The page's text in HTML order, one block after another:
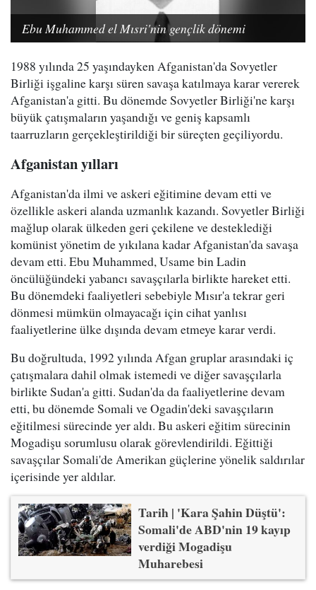
Ebu Muhammed el Mısri'nin gençlik dönemi
1988 yılında 25 yaşındayken Afganistan'da Sovyetler
Birliği işgaline karşı süren savaşa katılmaya karar vererek
Afganistan'a gitti. Bu dönemde Sovyetler Birliği'ne karşı
büyük çatışmaların yaşandığı ve geniş kapsamlı
taarruzların gerçekleştirildiği bir süreçten geçiliyordu.
Afganistan yılları
Afganistan'da ilmi ve askeri eğitimine devam etti ve
özellikle askeri alanda uzmanlık kazandı. Sovyetler Birliği
mağlup olarak ülkeden geri çekilene ve desteklediği
komünist yönetim de yıkılana kadar Afganistan'da savaşa
devam etti. Ebu Muhammed, Usame bin Ladin
öncülüğündeki yabancı savaşçılarla birlikte hareket etti.
Bu dönemdeki faaliyetleri sebebiyle Mısır'a tekrar geri
dönmesi mümkün olmayacağı için cihat yanlısı
faaliyetlerine ülke dışında devam etmeye karar verdi.
Bu doğrultuda, 1992 yılında Afgan gruplar arasındaki iç
çatışmalara dahil olmak istemedi ve diğer savaşçılarla
birlikte Sudan'a gitti. Sudan'da da faaliyetlerine devam
etti, bu dönemde Somali ve Ogadin'deki savaşçıların
eğitilmesi sürecinde yer aldı. Bu askeri eğitim sürecinin
Mogadişu sorumlusu olarak görevlendirildi. Eğittiği
savaşçılar Somali'de Amerikan güçlerine yönelik saldırılar
içerisinde yer aldılar.
Tarih | 'Kara Şahin Düştü':
Somali'de ABD'nin 19 kayıp
verdiği Mogadişu
Muharebesi